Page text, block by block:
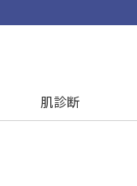
肌診断